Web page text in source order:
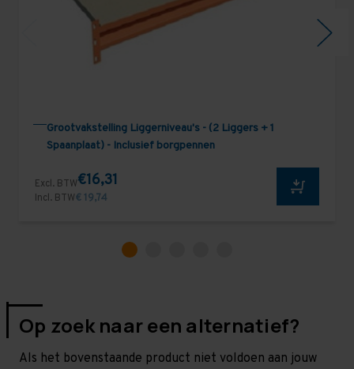
Grootvakstelling Liggerniveau's - (2 Liggers + 1
Spaanplaat) - Inclusief borgpennen
Excl. BTW€16,31
Incl. BTW€ 19,74
Op zoek naar een alternatief?
Als het bovenstaande product niet voldoen aan jouw